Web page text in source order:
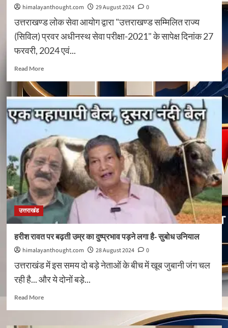
himalayanthought.com 29 August 2024 0
उत्तराखण्ड लोक सेवा आयोग द्वारा "उत्तराखण्ड सम्मिलित राज्य
(सिविल) प्रवर अधीनस्थ सेवा परीक्षा-2021" के सापेक्ष दिनांक 27
फरवरी, 2024 एवं...
Read MoreRead
about
उत्तराखंड
PCS
Exam
2021
का
रिजल्ट
हुआ
जारी,
देखें
पूरी
लिस्ट
उत्तराखंड
हरीश रावत पर बढ़ती उम्र का दुष्प्रभाव पड़ने लगा है- सुबोध उनियाल
himalayanthought.com 28 August 2024 0
उत्तराखंड में इस समय दो बड़े नेताओं के बीच में खूब जुबानी जंग चल
रही है... और ये दोनों बड़े...
Read MoreRead